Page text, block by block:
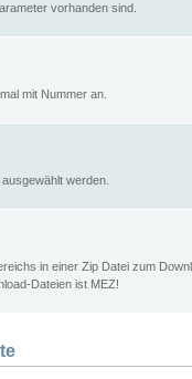
vorhanden sind.
mit Nummer an.
werden.
in einer Zip Datei zum
Dateien ist MEZ!